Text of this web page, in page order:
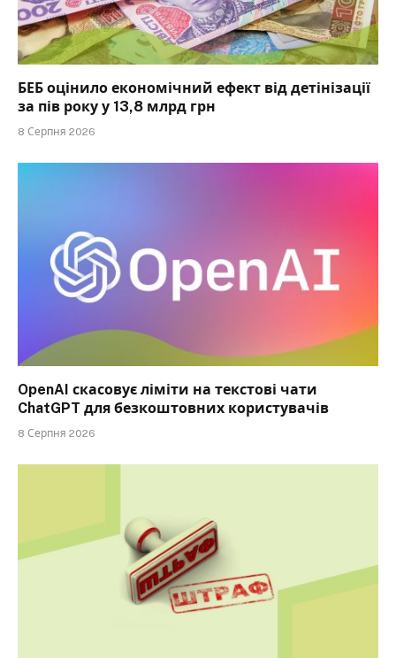
БЕБ оцінило економічний ефект від детінізації
за пів року у 13,8 млрд грн
8 Серпня 2026
OpenAI скасовує ліміти на текстові чати
ChatGPT для безкоштовних користувачів
8 Серпня 2026